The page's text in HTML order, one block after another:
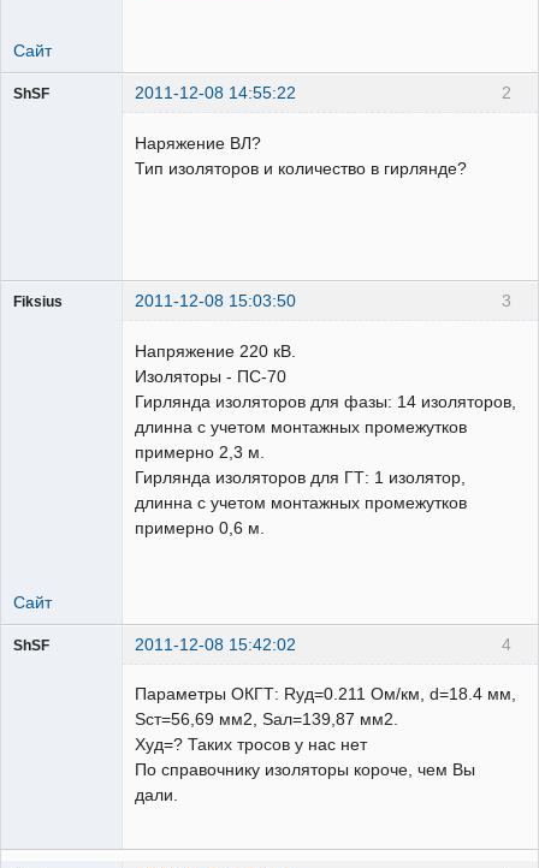
Сайт
2
ShSF 2011-12-08 14:55:22
Наряжение ВЛ?
Тип изоляторов и количество в гирлянде?
3
Fiksius 2011-12-08 15:03:50
Напряжение 220 кВ.
Изоляторы - ПС-70
Гирлянда изоляторов для фазы: 14 изоляторов,
длинна с учетом монтажных промежутков
примерно 2,3 м.
Гирлянда изоляторов для ГТ: 1 изолятор,
длинна с учетом монтажных промежутков
примерно 0,6 м.
Сайт
4
ShSF 2011-12-08 15:42:02
Параметры ОКГТ: Rуд=0.211 Ом/км, d=18.4 мм,
Sст=56,69 мм2, Sал=139,87 мм2.
Xуд=? Таких тросов у нас нет
По справочнику изоляторы короче, чем Вы
дали.